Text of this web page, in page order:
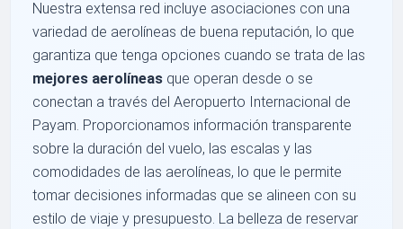
Nuestra extensa red incluye asociaciones con una
variedad de aerolíneas de buena reputación, lo que
garantiza que tenga opciones cuando se trata de las
mejores aerolíneas que operan desde o se
conectan a través del Aeropuerto Internacional de
Payam. Proporcionamos información transparente
sobre la duración del vuelo, las escalas y las
comodidades de las aerolíneas, lo que le permite
tomar decisiones informadas que se alineen con su
estilo de viaje y presupuesto. La belleza de reservar